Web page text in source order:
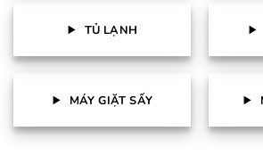
TỦ LẠNH
MÁY GIẶT SẤY